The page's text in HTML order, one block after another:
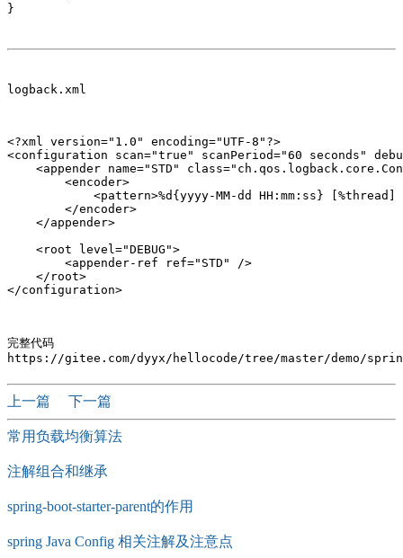
}
logback.xml
<?xml version="1.0" encoding="UTF-8"?>
<configuration scan="true" scanPeriod="60 seconds"
<appender name="STD"
        <encoder>
<pattern>%d{yyyy-MM-dd HH:mm:ss}
        </encoder>
    </appender>
    <root level="DEBUG">
        <appender-ref ref="STD" />
    </root>
完整代码
上一篇 下一篇
常用负载均衡算法
注解组合和继承
spring-boot-starter-parent的作用
spring Java Config 相关注解及注意点